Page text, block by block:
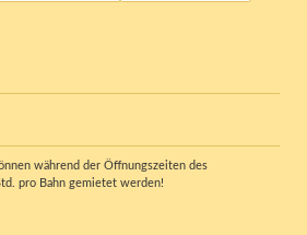
während der Öffnungszeiten des
pro Bahn gemietet werden!